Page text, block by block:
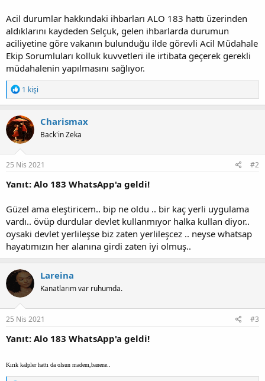
Acil durumlar hakkındaki ihbarları ALO 183 hattı üzerinden
aldıklarını kaydeden Selçuk, gelen ihbarlarda durumun
aciliyetine göre vakanın bulunduğu ilde görevli Acil Müdahale
Ekip Sorumluları kolluk kuvvetleri ile irtibata geçerek gerekli
müdahalenin yapılmasını sağlıyor.
T
e
p
k
i
l
e
r
:
1 kişi
Charismax
Back'in Zeka
25 Nis 2021 #2
Yanıt: Alo 183 WhatsApp'a geldi!
Güzel ama eleştiricem.. bip ne oldu .. bir kaç yerli uygulama
vardı.. övüp durdular devlet kullanmıyor halka kullan diyor..
oysaki devlet yerlileşse biz zaten yerlileşcez .. neyse whatsap
hayatımızın her alanına girdi zaten iyi olmuş..
Lareina
Kanatlarım var ruhumda.
25 Nis 2021 #3
Yanıt: Alo 183 WhatsApp'a geldi!
Kırık kalpler hattı da olsun madem,banene..